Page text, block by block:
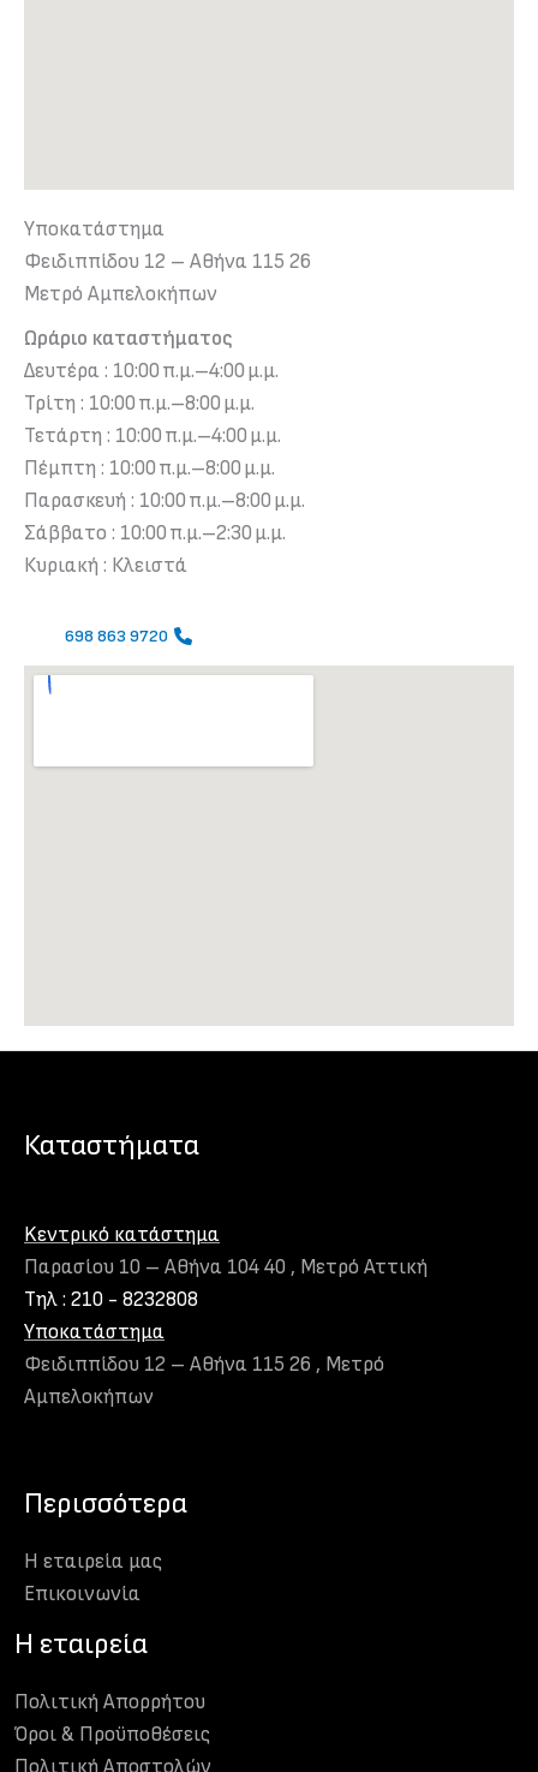
Υποκατάστημα
Φειδιππίδου 12 – Αθήνα 115 26
Μετρό Αμπελοκήπων
Ωράριο καταστήματος
Δευτέρα : 10:00 π.μ.–4:00 μ.μ.
Τρίτη : 10:00 π.μ.–8:00 μ.μ.
Τετάρτη : 10:00 π.μ.–4:00 μ.μ.
Πέμπτη : 10:00 π.μ.–8:00 μ.μ.
Παρασκευή : 10:00 π.μ.–8:00 μ.μ.
Σάββατο : 10:00 π.μ.–2:30 μ.μ.
Κυριακή : Κλειστά
698 863 9720
Καταστήματα
Kεντρικό κατάστημα
Παρασίου 10 – Αθήνα 104 40 , Μετρό Αττική
Τηλ : 210 - 8232808
Υποκατάστημα
Φειδιππίδου 12 – Αθήνα 115 26 , Μετρό
Αμπελοκήπων
Περισσότερα
Η εταιρεία μας
Eπικοινωνία
H εταιρεία
Πολιτική Απορρήτου
Όροι & Προϋποθέσεις
Πολιτική Αποστολών